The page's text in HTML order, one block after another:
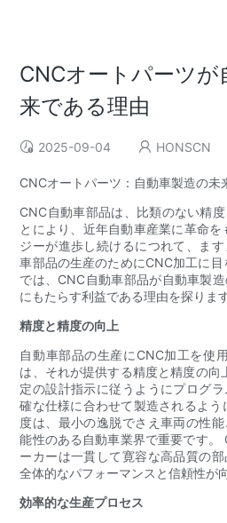
CNCオートパーツが
来である理由
2025-09-04 HONSCN
CNCオートパーツ：自動車製造の未
CNC自動車部品は、比類のない精
とにより、近年自動車産業に革命
ジーが進歩し続けるにつれて、ま
車部品の生産のためにCNC加工に
では、CNC自動車部品が自動車製
にもたらす利益である理由を探ります
精度と精度の向上
自動車部品の生産にCNC加工を使
は、それが提供する精度と精度の
定の設計指示に従うようにプログ
確な仕様に合わせて製造されるよ
度は、最小の逸脱でさえ車両の性
能性のある自動車業界で重要です。
ーカーは一貫して寛容な高品質の部
全体的なパフォーマンスと信頼性が
効率的な生産プロセス